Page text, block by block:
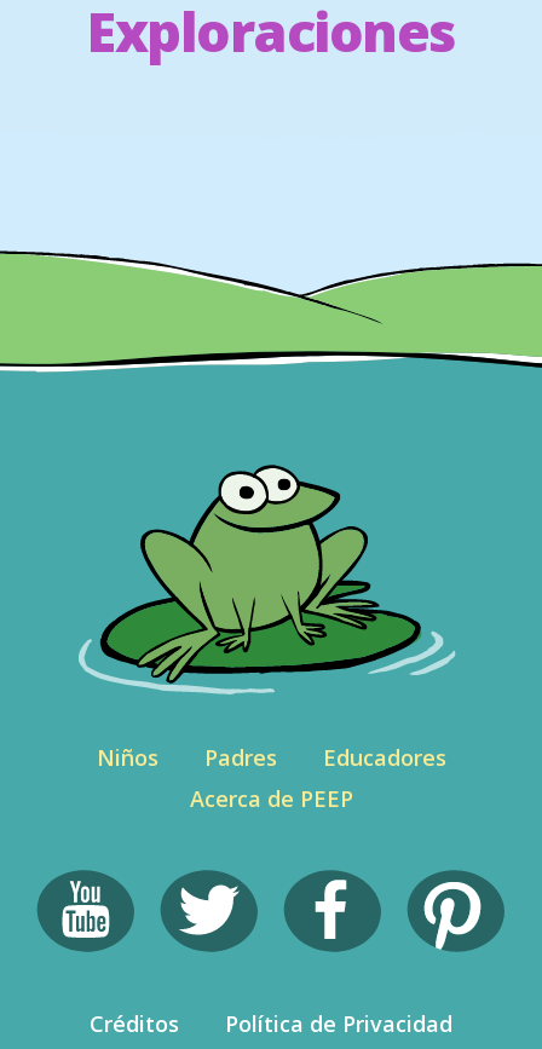
Exploraciones
Niños Padres
Educadores
Acerca de PEEP
Créditos
Política de Privacidad